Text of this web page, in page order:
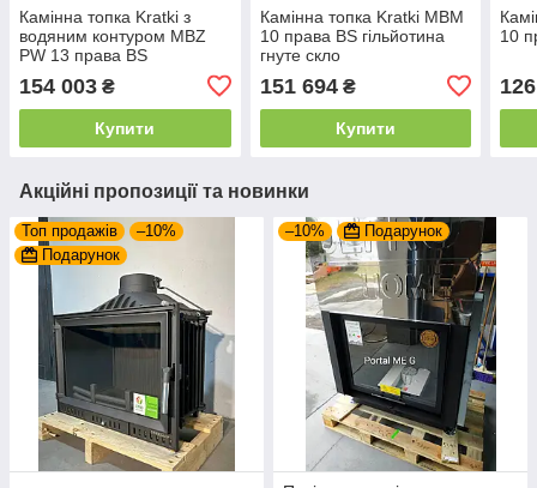
Камінна топка Kratki з
водяним контуром MBZ
PW 13 права BS
154 003 ₴
Купити
Камінна топка Kratki MBM
10 права BS гільйотина
гнуте скло
151 694₴
Купити
10
Акційні пропозиції та новинки
Топ продажів
–10%
Подарунок
–10% Подарунок